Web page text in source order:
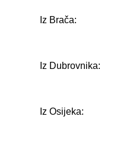
Iz Brača:
Iz Dubrovnika:
Iz Osijeka: